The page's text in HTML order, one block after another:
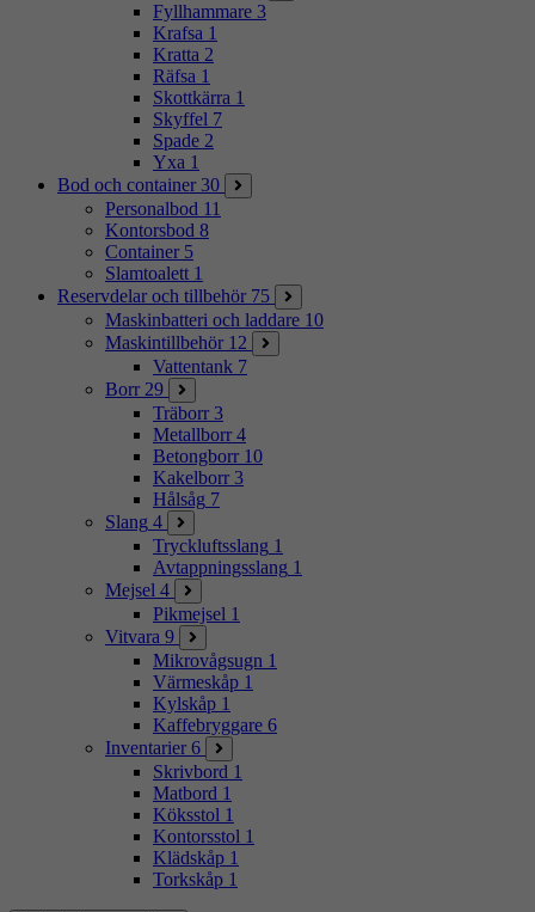
Fyllhammare 3
Krafsa 1
Kratta 2
Räfsa 1
Skottkärra 1
Skyffel 7
Spade 2
Yxa 1
Bod och container 30
Personalbod 11
Kontorsbod 8
Container 5
Slamtoalett 1
Reservdelar och tillbehör 75
Maskinbatteri och laddare 10
Maskintillbehör 12
Vattentank 7
Borr 29
Träborr 3
Metallborr 4
Betongborr 10
Kakelborr 3
Hålsåg 7
Slang 4
Tryckluftsslang 1
Avtappningsslang 1
Mejsel 4
Pikmejsel 1
Vitvara 9
Mikrovågsugn 1
Värmeskåp 1
Kylskåp 1
Kaffebryggare 6
Inventarier 6
Skrivbord 1
Matbord 1
Köksstol 1
Kontorsstol 1
Klädskåp 1
Torkskåp 1